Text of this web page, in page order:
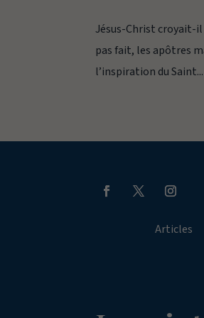
Jésus-Christ croyait-il
pas fait, les apôtres
l’inspiration du Saint...
Articles